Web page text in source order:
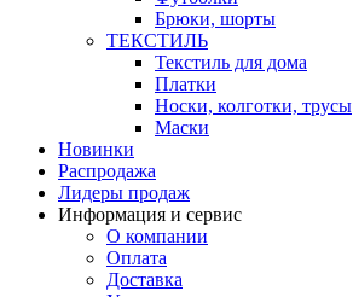
Брюки, шорты
ТЕКСТИЛЬ
Текстиль для дома
Платки
Носки, колготки, трусы
Маски
Новинки
Распродажа
Лидеры продаж
Информация и сервис
О компании
Оплата
Доставка